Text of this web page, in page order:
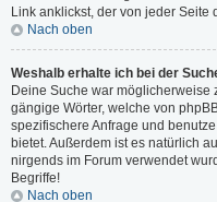
Link anklickst, der von jeder Seite
Nach oben
Weshalb erhalte ich bei der
Deine Suche war
gängige Wörter, welche von
spezifischere Anfrage und
bietet. Außerdem ist es natürlich
nirgends im Forum verwendet
Begriffe!
Nach oben